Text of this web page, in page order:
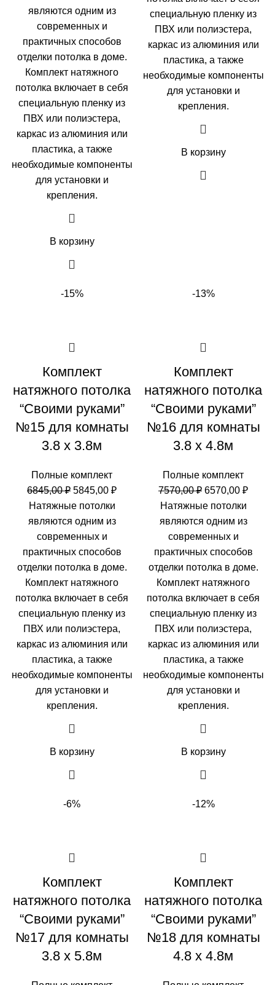
составляла
6875,00 ₽.
5875,00 ₽.
являются одним из
современных и
практичных способов
отделки потолка в доме.
Комплект натяжного
потолка включает в себя
специальную пленку из
ПВХ или полиэстера,
каркас из алюминия или
пластика, а также
необходимые компоненты
для установки и
крепления.
В корзину
специальную пленку из
ПВХ или полиэстера,
каркас из алюминия или
пластика, а также
необходимые компоненты
для установки и
крепления.
В корзину
-15%
Комплект
натяжного потолка
“Своими руками”
№15 для комнаты
3.8 х 3.8м
Полные комплект
6845,00₽ Первоначальная
цена
составляла
6845,00 ₽.
5845,00 ₽Текущая
5845,00 ₽.
Натяжные потолки
являются одним из
современных и
практичных способов
отделки потолка в доме.
Комплект натяжного
потолка включает в себя
специальную пленку из
ПВХ или полиэстера,
каркас из алюминия или
пластика, а также
необходимые компоненты
для установки и
крепления.
В корзину
-13%
Комплект
натяжного потолка
“Своими руками”
№16 для комнаты
3.8 х 4.8м
Полные комплект
7570,00₽
цена
составляла
7570,00 ₽.
6570,00 ₽
Натяжные потолки
являются одним из
современных и
практичных способов
отделки потолка в доме.
Комплект натяжного
потолка включает в себя
специальную пленку из
ПВХ или полиэстера,
каркас из алюминия или
пластика, а также
необходимые компоненты
для установки и
крепления.
В корзину
-6%
Комплект
натяжного потолка
“Своими руками”
№17 для комнаты
3.8 х 5.8м
-12%
Комплект
натяжного потолка
“Своими руками”
№18 для комнаты
4.8 х 4.8м